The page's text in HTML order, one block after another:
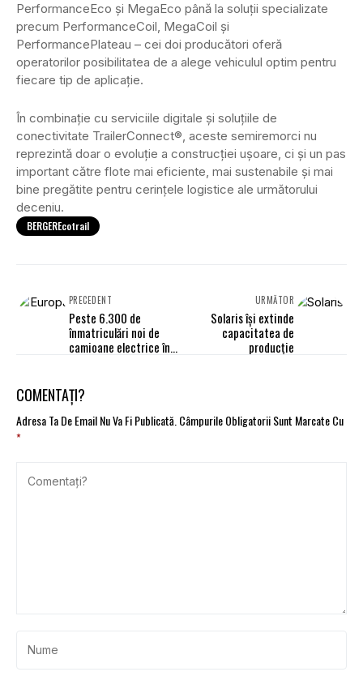
PerformanceEco și MegaEco până la soluții specializate
precum PerformanceCoil, MegaCoil și
PerformancePlateau – cei doi producători oferă
operatorilor posibilitatea de a alege vehiculul optim pentru
fiecare tip de aplicație.
În combinație cu serviciile digitale și soluțiile de
conectivitate TrailerConnect®, aceste semiremorci nu
reprezintă doar o evoluție a construcției ușoare, ci și un pas
important către flote mai eficiente, mai sustenabile și mai
bine pregătite pentru cerințele logistice ale următorului
deceniu.
BERGEREcotrail
PRECEDENT
Peste 6.300 de
înmatriculări noi de
camioane electrice în
2026
URMĂTOR
Solaris își extinde
capacitatea de
producție
COMENTAȚI?
Adresa Ta De Email Nu Va Fi Publicată. Câmpurile Obligatorii Sunt Marcate Cu
*